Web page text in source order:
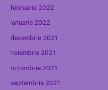
februarie 2022
ianuarie 2022
decembrie 2021
noiembrie 2021
octombrie 2021
septembrie 2021